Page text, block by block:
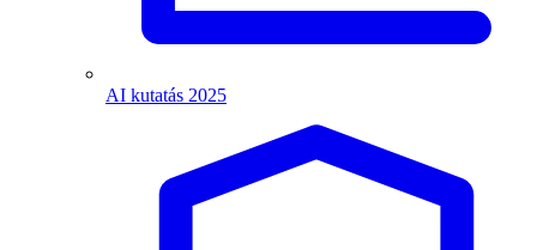
AI kutatás 2025